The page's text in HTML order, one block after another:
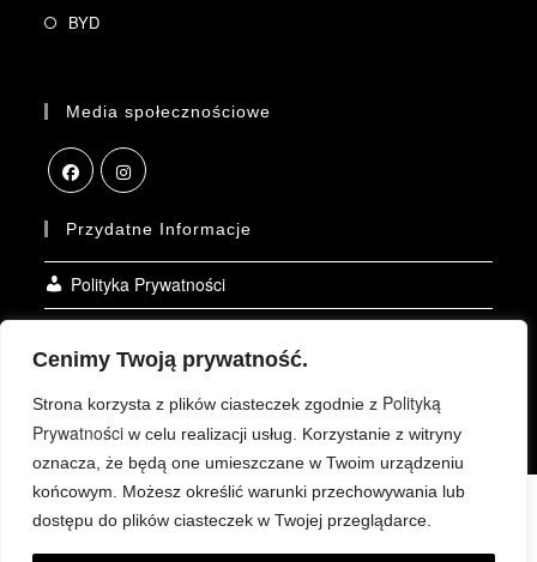
Cenimy Twoją prywatność.
Strona korzysta z plików ciasteczek zgodnie z Polityką
Prywatności w celu realizacji usług. Korzystanie z witryny
oznacza, że będą one umieszczane w Twoim urządzeniu
końcowym. Możesz określić warunki przechowywania lub
dostępu do plików ciasteczek w Twojej przeglądarce.
BYD
Media społecznościowe
Przydatne Informacje
Polityka Prywatności
O Firmie
Polityka Prywatności Kontakt O Firmie